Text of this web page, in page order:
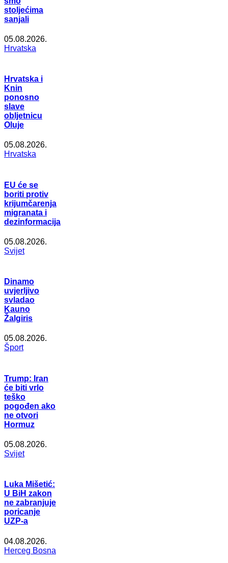
stoljećima
sanjali
05.08.2026.
Hrvatska
Hrvatska i
Knin
ponosno
slave
obljetnicu
Oluje
05.08.2026.
Hrvatska
EU će se
boriti protiv
krijumčarenja
migranata i
dezinformacija
05.08.2026.
Svijet
Dinamo
uvjerljivo
svladao
Kauno
Žalgiris
05.08.2026.
Šport
Trump: Iran
će biti vrlo
teško
pogođen ako
ne otvori
Hormuz
05.08.2026.
Svijet
Luka Mišetić:
U BiH zakon
ne zabranjuje
poricanje
UZP-a
04.08.2026.
Herceg Bosna